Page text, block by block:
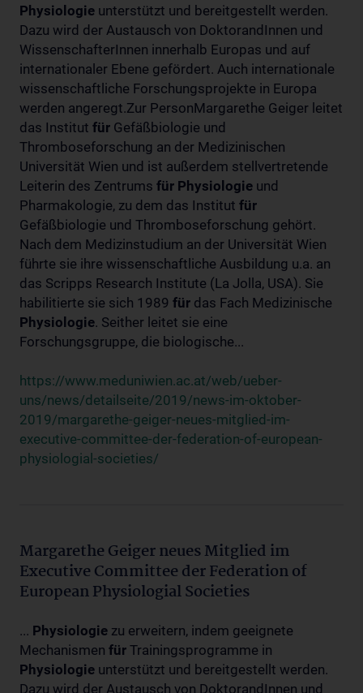
Physiologie unterstützt und bereitgestellt werden.
Dazu wird der Austausch von DoktorandInnen und
WissenschafterInnen innerhalb Europas und auf
internationaler Ebene gefördert. Auch internationale
wissenschaftliche Forschungsprojekte in Europa
werden angeregt.Zur PersonMargarethe Geiger leitet
das Institut für Gefäßbiologie und
Thromboseforschung an der Medizinischen
Universität Wien und ist außerdem stellvertretende
Leiterin des Zentrums für Physiologie und
Pharmakologie, zu dem das Institut für
Gefäßbiologie und Thromboseforschung gehört.
Nach dem Medizinstudium an der Universität Wien
führte sie ihre wissenschaftliche Ausbildung u.a. an
das Scripps Research Institute (La Jolla, USA). Sie
habilitierte sie sich 1989 für das Fach Medizinische
Physiologie. Seither leitet sie eine
Forschungsgruppe, die biologische...
https://www.meduniwien.ac.at/web/ueber-
uns/news/detailseite/2019/news-im-oktober-
2019/margarethe-geiger-neues-mitglied-im-
executive-committee-der-federation-of-european-
physiologial-societies/
Margarethe Geiger neues Mitglied im
Executive Committee der Federation of
European Physiologial Societies
... Physiologie zu erweitern, indem geeignete
Mechanismen für Trainingsprogramme in
Physiologie unterstützt und bereitgestellt werden.
Dazu wird der Austausch von DoktorandInnen und